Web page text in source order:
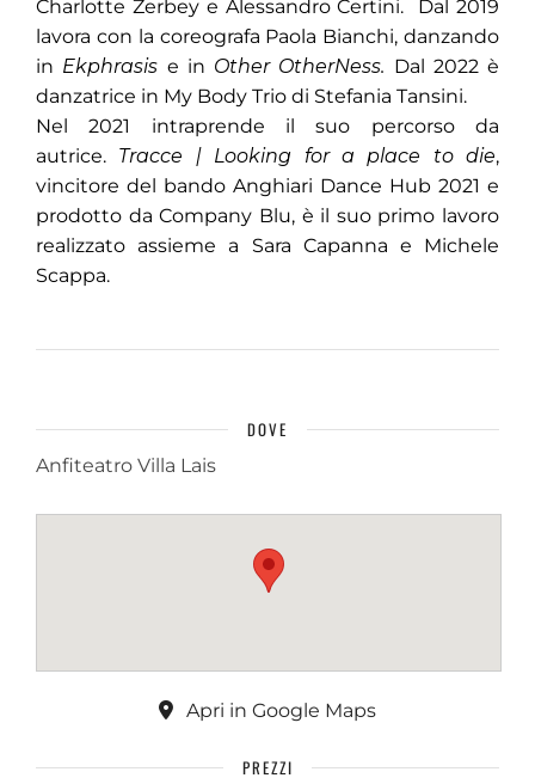
Charlotte Zerbey e Alessandro Certini. Dal 2019
lavora con la coreografa Paola Bianchi, danzando
in Ekphrasis e in Other OtherNess. Dal 2022 è
danzatrice in My Body Trio di Stefania Tansini.
Nel 2021 intraprende il suo percorso da
autrice. Tracce | Looking for a place to die,
vincitore del bando Anghiari Dance Hub 2021 e
prodotto da Company Blu, è il suo primo lavoro
realizzato assieme a Sara Capanna e Michele
Scappa.
DOVE
Anfiteatro Villa Lais
Apri in Google Maps
PREZZI